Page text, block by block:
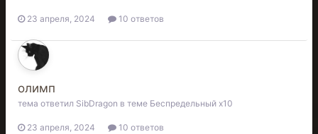
23 апреля, 2024 10 ответов
олимп
тема ответил SibDragon в теме Беспредельный x10
23 апреля, 2024 10 ответов